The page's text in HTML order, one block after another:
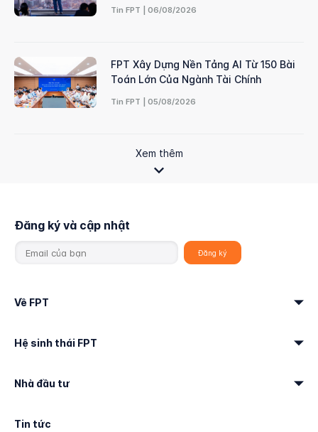
Tin FPT | 06/08/2026
FPT Xây Dựng Nền Tảng AI Từ 150 Bài
Toán Lớn Của Ngành Tài Chính
Tin FPT | 05/08/2026
Xem thêm
Đăng ký và cập nhật
Về FPT
Hệ sinh thái FPT
Nhà đầu tư
Tin tức